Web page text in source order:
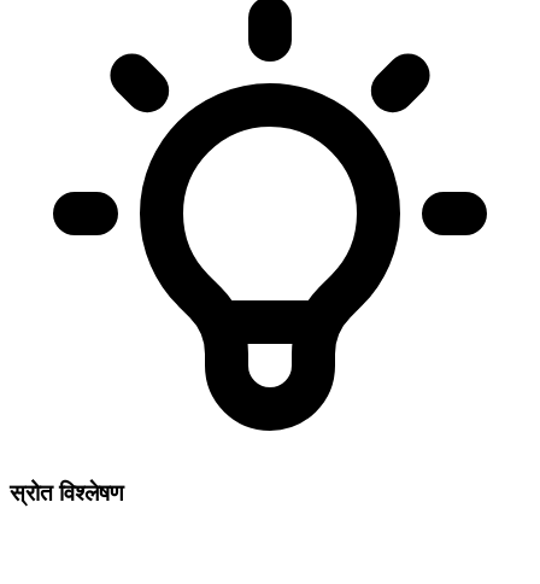
स्रोत विश्लेषण